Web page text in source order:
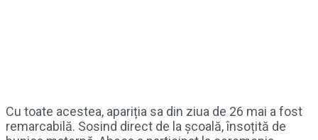
Cu toate acestea, apariția sa din ziua de 26 mai a fost
remarcabilă. Sosind direct de la școală, însoțită de